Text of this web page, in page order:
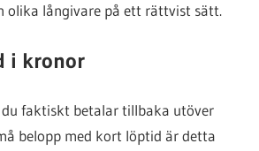
olika långivare på ett rättvist sätt.
i kronor
faktiskt betalar tillbaka utöver
belopp med kort löptid är detta